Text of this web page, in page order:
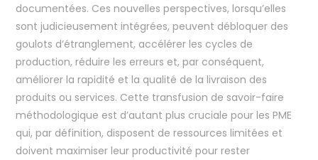
documentées. Ces nouvelles perspectives, lorsqu’elles
sont judicieusement intégrées, peuvent débloquer des
goulots d’étranglement, accélérer les cycles de
production, réduire les erreurs et, par conséquent,
améliorer la rapidité et la qualité de la livraison des
produits ou services. Cette transfusion de savoir-faire
méthodologique est d’autant plus cruciale pour les PME
qui, par définition, disposent de ressources limitées et
doivent maximiser leur productivité pour rester